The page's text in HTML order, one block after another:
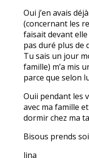
Oui j’en avais
(concernant les
faisait devant
pas duré plus de
Tu sais un jour
famille) m’a mis
parce que selon
Ouii pendant les
avec ma famille
dormir chez ma
Bisous prends
lina